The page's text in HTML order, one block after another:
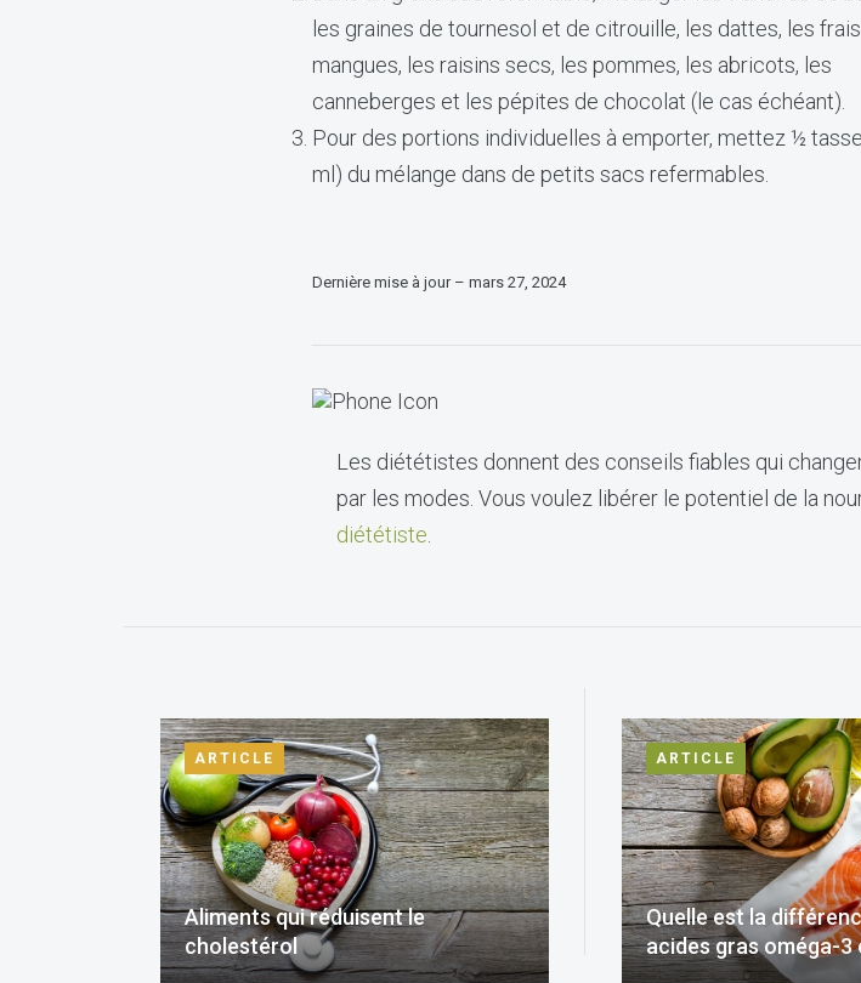
les graines de tournesol et de citrouille, les dattes, les
mangues, les raisins secs, les pommes, les abricots, les
canneberges et les pépites de chocolat (le cas échéant).
Pour des portions individuelles à emporter, mettez ½
ml) du mélange dans de petits sacs refermables.
Dernière mise à jour – mars 27, 2024
Les diététistes donnent des conseils fiables qui
par les modes. Vous voulez libérer le potentiel de la
diététiste
ARTICLE
Aliments qui réduisent le
cholestérol
ARTICLE
Quelle est la
acides gras oméga-3